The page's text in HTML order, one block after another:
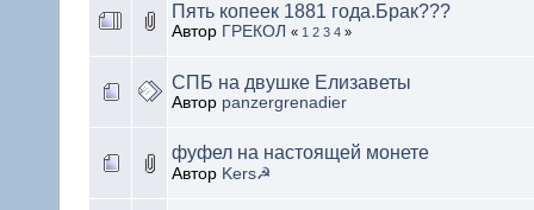
Пять копеек 1881 года.Брак???
Автор ГРЕКОЛ « 1 2 3 4 »
СПБ на двушке Елизаветы
Автор panzergrenadier
фуфел на настоящей монете
Автор Kers☭